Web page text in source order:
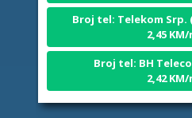
Broj tel: Telekom Srp.
2,45
Broj tel: BH
2,42